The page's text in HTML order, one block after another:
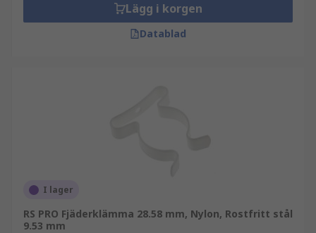
Lägg i korgen
Datablad
I lager
RS PRO Fjäderklämma 28.58 mm, Nylon, Rostfritt stål
9.53 mm